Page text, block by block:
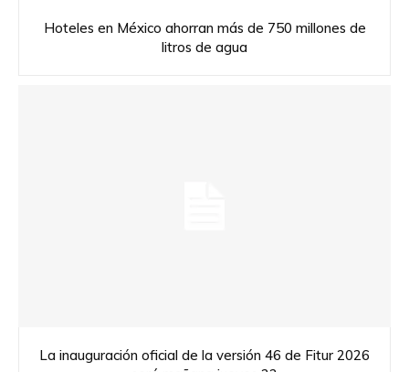
Hoteles en México ahorran más de 750 millones de
litros de agua
La inauguración oficial de la versión 46 de Fitur 2026